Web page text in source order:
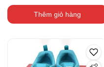
Thêm giỏ hàng